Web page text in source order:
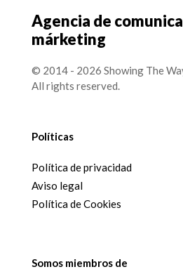
Agencia de
márketing
© 2014 - 2026 Showing The
All rights reserved.
Políticas
Política de privacidad
Aviso legal
Política de Cookies
Somos miembros de